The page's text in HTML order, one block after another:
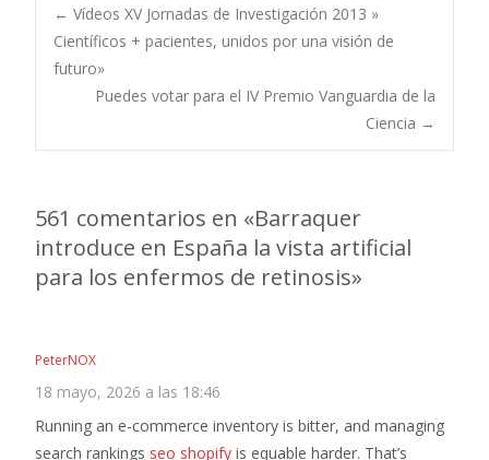
Navegación
de
entradas
← Vídeos XV Jornadas de Investigación 2013 »
Científicos + pacientes, unidos por una visión de
futuro»
Puedes votar para el IV Premio Vanguardia de la
Ciencia →
561 comentarios en «Barraquer
introduce en España la vista artificial
para los enfermos de retinosis»
PeterNOX
18 mayo, 2026 a las 18:46
Running an e-commerce inventory is bitter, and managing
search rankings seo shopify is equable harder. That’s